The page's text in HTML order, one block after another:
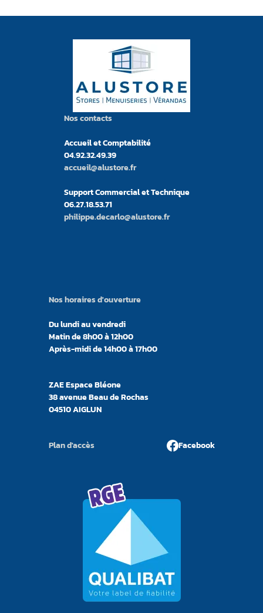
Nos contacts
Accueil et Comptabilité
04.92.32.49.39
accueil@alustore.fr
Support Commercial et Technique
06.27.18.53.71
philippe.decarlo@alustore.fr
Nos horaires d'ouverture
Du lundi au vendredi
Matin de 8h00 à 12h00
Après-midi de 14h00 à 17h00
ZAE Espace Bléone
38 avenue Beau de Rochas
04510 AIGLUN
Plan d'accès Facebook